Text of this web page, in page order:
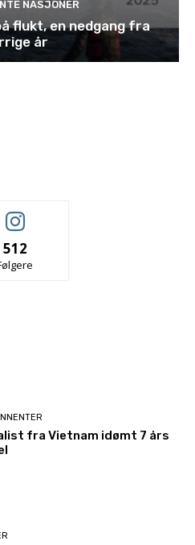
NASJONER
flukt, en nedgang fra
år
512
fra Vietnam idømt 7 års